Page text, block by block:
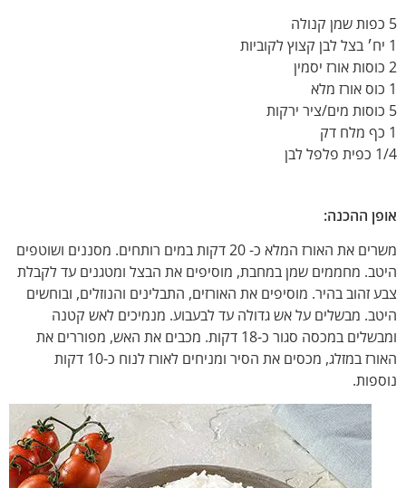
5 כפות שמן קנולה
1 יח׳ בצל לבן קצוץ לקוביות
2 כוסות אורז יסמין
1 כוס אורז מלא
5 כוסות מים/ציר ירקות
1 כף מלח דק
1/4 כפית פלפל לבן
אופן ההכנה:
משרים את האורז המלא כ- 20 דקות במים רותחים. מסננים ושוטפים
היטב. מחממים שמן במחבת, מוסיפים את הבצל ומטגנים עד לקבלת
צבע זהוב בהיר. מוסיפים את האורזים, התבלינים והנוזלים, ובוחשים
היטב. מבשלים על אש גדולה עד לבעבוע. מנמיכים לאש קטנה
ומבשלים במכסה סגור כ-18 דקות. מכבים את האש, מפוררים את
האורז במזלג, מכסים את הסיר ומניחים לאורז לנוח כ-10 דקות
נוספות.